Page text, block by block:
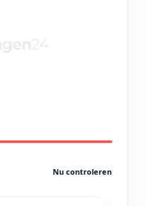
Nu controleren